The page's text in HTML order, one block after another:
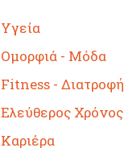
Υγεία
Ομορφιά - Μόδα
Fitness - Διατροφή
Ελεύθερος Χρόνος
Καριέρα